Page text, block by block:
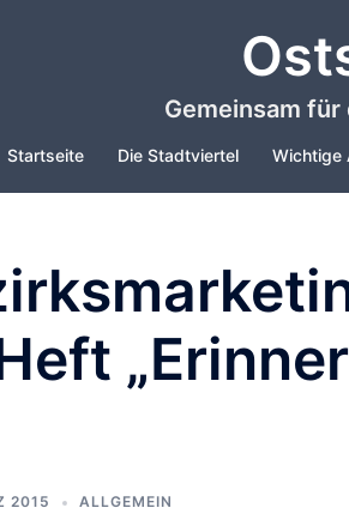
Gemeinsam
Startseite Die Stadtviertel Wichtige
2015 ALLGEMEIN